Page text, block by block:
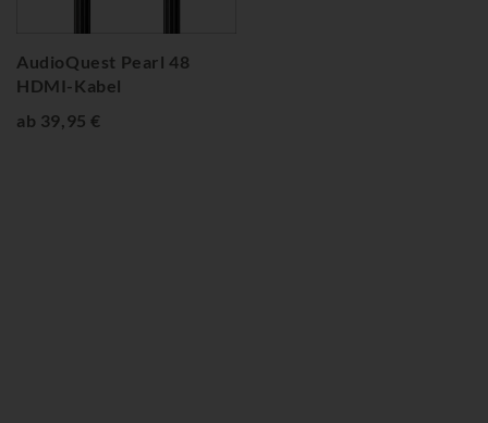
AudioQuest Pearl 48
HDMI-Kabel
ab 39,95 €